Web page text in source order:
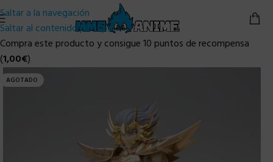
Saltar a la navegación
Saltar al contenido principal
Compra este producto y consigue 10 puntos de recompensa
(1,00€)
AGOTADO